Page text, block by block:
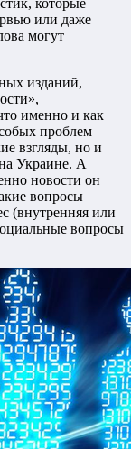
которые
или даже
могут
изданий,
именно и как
проблем
взгляды, но и
Украине. А
новости он
вопросы
(внутренняя или
вопросы